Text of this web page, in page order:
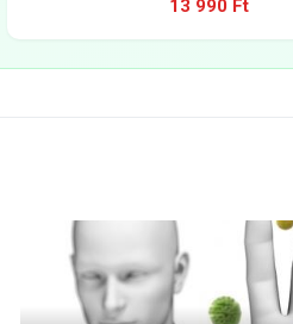
13 990 Ft